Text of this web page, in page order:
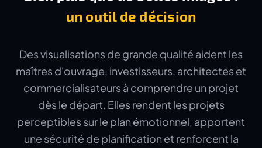
un outil de décision
Des visualisations de grande qualité aident les
maîtres d'ouvrage, investisseurs, architectes et
commercialisateurs à comprendre un projet
dès le départ. Elles rendent les projets
perceptibles sur le plan émotionnel, apportent
une sécurité de planification et renforcent la